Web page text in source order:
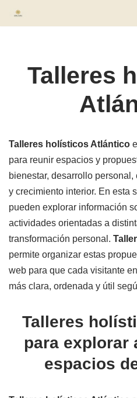
Talleres
Talleres holísticos Atlántico
para reunir espacios y
bienestar, desarrollo
y crecimiento interior. En esta
pueden explorar información
actividades orientadas a
transformación personal.
permite organizar estas
web para que cada visitante
más clara, ordenada y útil
Talleres
para explorar
espacios